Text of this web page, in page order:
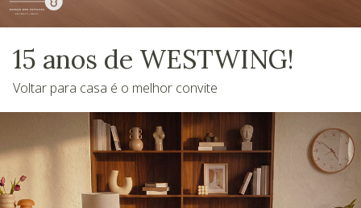
15 anos de WESTWING!
Voltar para casa é o melhor convite